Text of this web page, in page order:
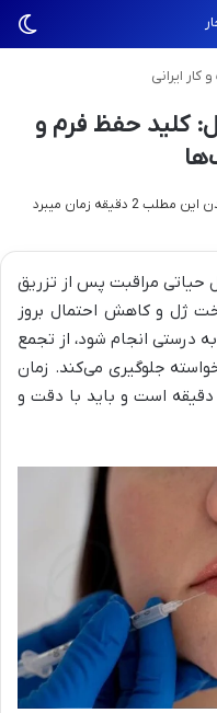
ایرانی
کلید حفظ فرم و
مطلب 2 دقیقه زمان میبرد
حیاتی مراقبت پس از تزریق
ژل و کاهش احتمال بروز
درستی انجام شود، از تجمع
جلوگیری می‌کند. زمان
مناسب برای ماساژ معمولاً بین ۵ تا ۱۰ دقیقه است و باید با دقت و